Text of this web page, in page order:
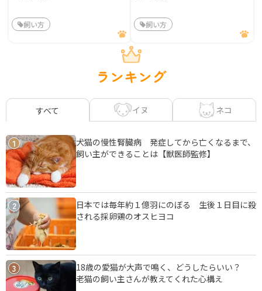
飼い方 飼い方
ランキング
すべて イヌ ネコ
1
犬猫の慢性腎臓病 発症してから亡くなるまで、
飼い主ができることは【獣医師監修】
2
日本では毎年約１億羽にのぼる 生後１日目に殺
される採卵鶏のオスヒヨコ
3
18歳の愛猫が大声で鳴く、どうしたらいい？
老猫の飼い主さんが教えてくれた心構え